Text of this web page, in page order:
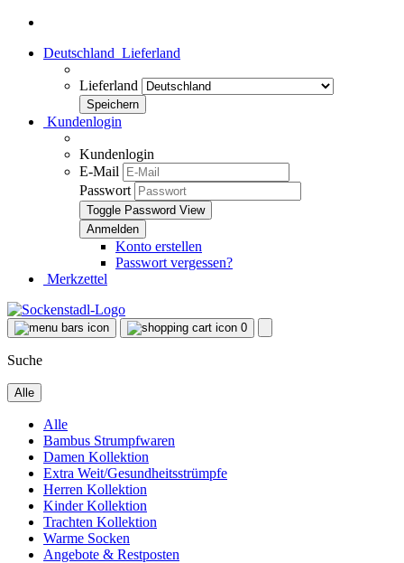
Deutschland Lieferland
Lieferland
Kundenlogin
Kundenlogin
E-Mail
Passwort
Toggle Password View
Konto erstellen
Passwort vergessen?
Merkzettel
0
Suche
Alle
Alle
Bambus Strumpfwaren
Damen Kollektion
Extra Weit/Gesundheitsstrümpfe
Herren Kollektion
Kinder Kollektion
Trachten Kollektion
Warme Socken
Angebote & Restposten